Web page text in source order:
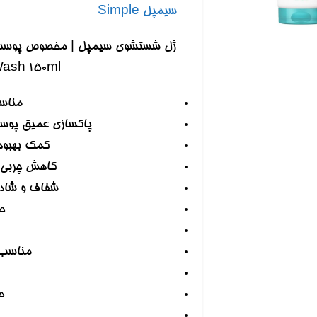
سیمپل Simple
150ml
پاکسازی عمیق
کمک
کاهش چربی
شفاف و